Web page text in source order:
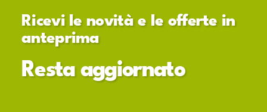
Ricevi le novità e le offerte in
anteprima
Resta aggiornato